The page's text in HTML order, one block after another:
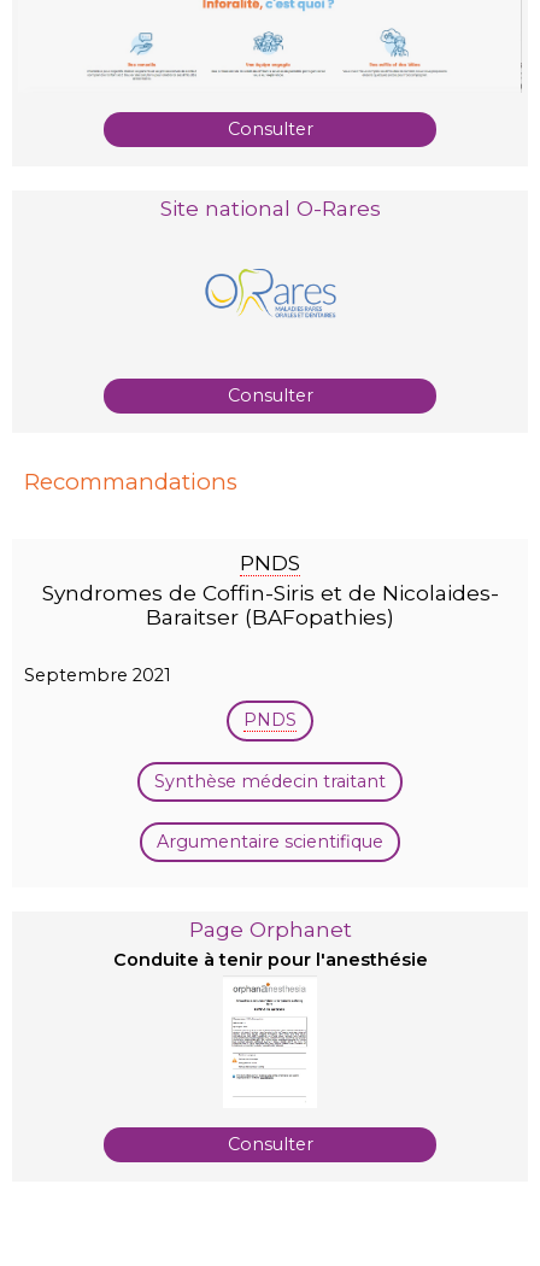
Consulter
Site national O-Rares
Consulter
Recommandations
PNDS
Syndromes de Coffin-Siris et de Nicolaides-
Baraitser (BAFopathies)
Septembre 2021
PNDS
Synthèse médecin traitant
Argumentaire scientifique
Page Orphanet
Conduite à tenir pour l'anesthésie
Consulter